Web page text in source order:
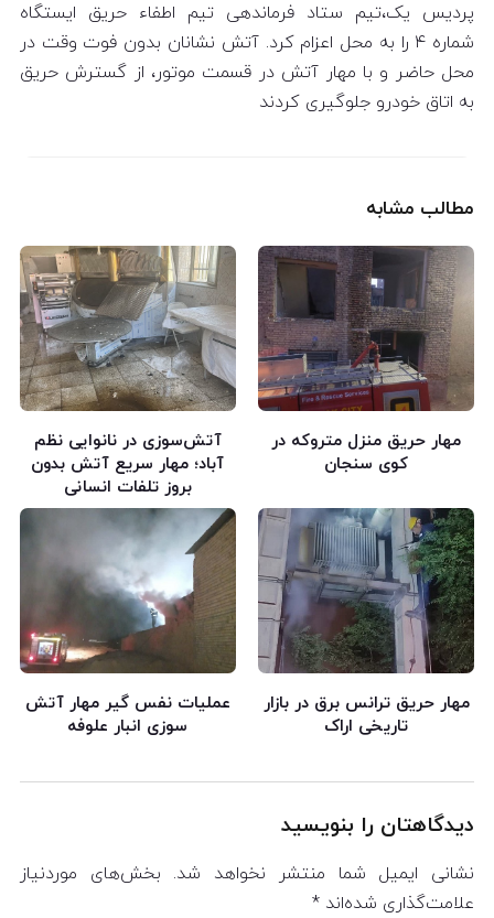
پردیس یک،تیم ستاد فرماندهی تیم اطفاء حریق ایستگاه
شماره ۴ را به محل اعزام کرد. آتش نشانان بدون فوت وقت در
محل حاضر و با مهار آتش در قسمت موتور، از گسترش حریق
به اتاق خودرو جلوگیری کردند
مطالب مشابه
مهار حریق منزل متروکه در
کوی سنجان
آتش‌سوزی در نانوایی نظم
آباد؛ مهار سریع آتش بدون
بروز تلفات انسانی
مهار حریق ترانس برق در بازار
تاریخی اراک
عملیات نفس گیر مهار آتش
سوزی انبار علوفه
دیدگاهتان را بنویسید
نشانی ایمیل شما منتشر نخواهد شد. بخش‌های موردنیاز
علامت‌گذاری شده‌اند *